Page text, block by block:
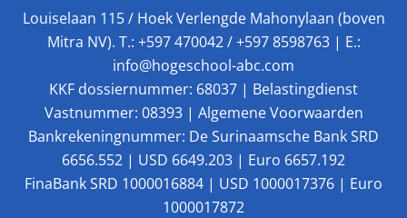
Louiselaan 115 / Hoek Verlengde Mahonylaan (boven
Mitra NV). T.: +597 470042/+597 8598763| E.:
info@hogeschool-abc.com
KKF dossiernummer: 68037 | Belastingdienst
Vastnummer: 08393 | Algemene Voorwaarden
Bankrekeningnummer: De Surinaamsche Bank SRD
6656.552 | USD 6649.203 | Euro 6657.192
FinaBank SRD 1000016884 | USD 1000017376 | Euro
1000017872